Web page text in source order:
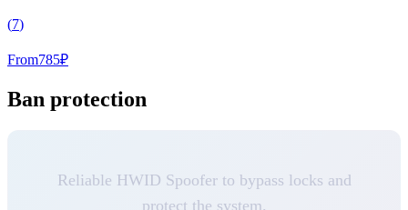
(7)
From785₽
Ban protection
Reliable HWID Spoofer to bypass locks and
protect the system.